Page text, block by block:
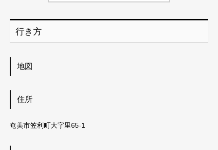
行き方
地図
住所
奄美市笠利町大字里65-1